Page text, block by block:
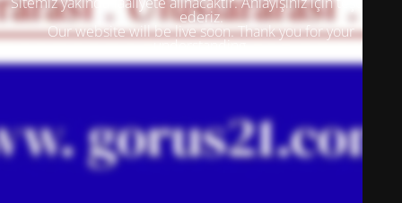
ederiz.
Our website will be live soon. Thank you for your
understanding.